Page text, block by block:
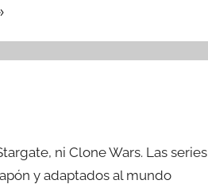
ni Clone Wars. Las series
y adaptados al mundo